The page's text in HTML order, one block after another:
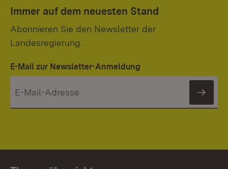
Immer auf dem neuesten Stand
Abonnieren Sie den Newsletter der
Landesregierung.
E-Mail zur Newsletter-Anmeldung